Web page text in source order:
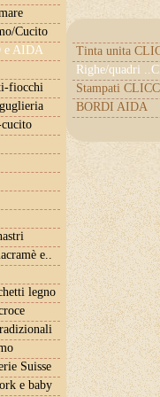
Cucito
e AIDA
Tinta unita
Righe/quadri
Stampati
BORDI AIDA
fiocchi
e..
legno
Suisse
e baby